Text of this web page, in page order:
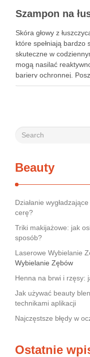
Skóra głowy z
które spełniają bardzo
skuteczne w
mogą nasilać
bariery ochronnej.
bywa dla wielu
Beauty
Działanie
cerę?
Triki makijażowe: jak
sposób?
Laserowe Wybielanie
Wybielanie Zębów
Henna na brwi i rzęsy:
Jak używać beauty
technikami aplikacji
Najczęstsze błędy w
Ostatnie